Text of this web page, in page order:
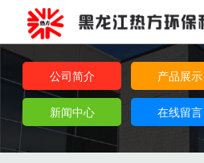
公司简介 产品展示
新闻中心 在线留言